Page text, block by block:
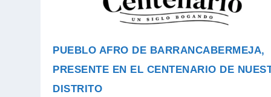
PUEBLO AFRO DE BARRANCABERMEJA,
PRESENTE EN EL CENTENARIO DE
DISTRITO